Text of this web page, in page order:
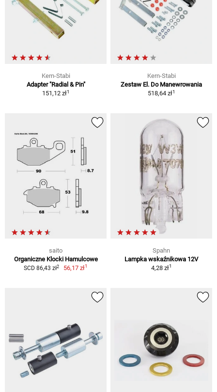
Kern-Stabi
Adapter "Radial & Pin"
151,12 zł1
Kern-Stabi
Zestaw El. Do Manewrowania
518,64 zł1
saito
Organiczne Klocki Hamulcowe
SCD 86,43 zł2 56,17 zł1
Spahn
Lampka wskaźnikowa 12V
4,28 zł1